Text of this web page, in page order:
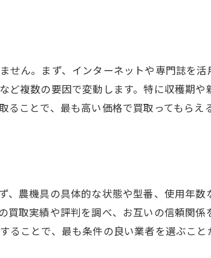
を高く売るためのタイミングの見極め方
供給を知る
格変動の理解
ーンの利用
る際の注意点
で手放すための事前準備と手続き
立案
ん。まず、インターネットや専門誌を
複数の要因で変動します。特に収穫期
ことで、最も高い価格で買取ってもら
農機具の具体的な状態や型番、使用年数
取実績や評判を調べ、お互いの信頼関
ことで、最も条件の良い業者を選ぶこ